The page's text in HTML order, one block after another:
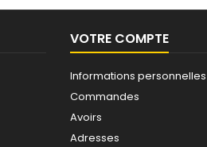
VOTRE COMPTE
Informations personnelles
Commandes
Avoirs
Adresses